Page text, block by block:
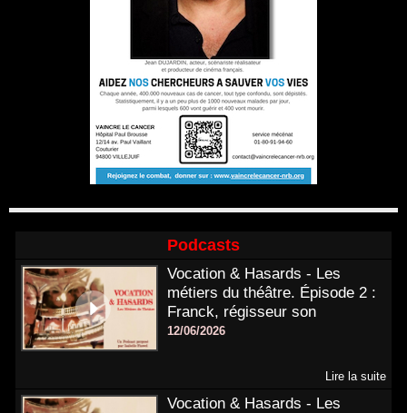
Podcasts
Vocation & Hasards - Les
métiers du théâtre. Épisode 2 :
Franck, régisseur son
12/06/2026
Lire la suite
Vocation & Hasards - Les